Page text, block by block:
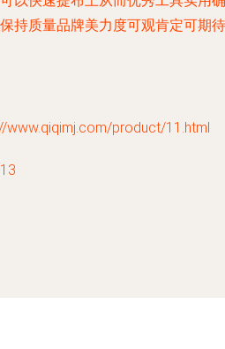
持质量品牌美力度可观肯定可期待
product/11.html